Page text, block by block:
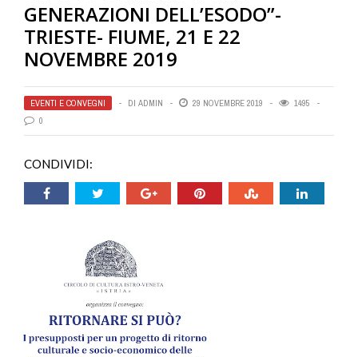
GENERAZIONI DELL’ESODO”-
TRIESTE- FIUME, 21 E 22
NOVEMBRE 2019
EVENTI E CONVEGNI DI ADMIN 29 NOVEMBRE 2019
1495
0
CONDIVIDI: